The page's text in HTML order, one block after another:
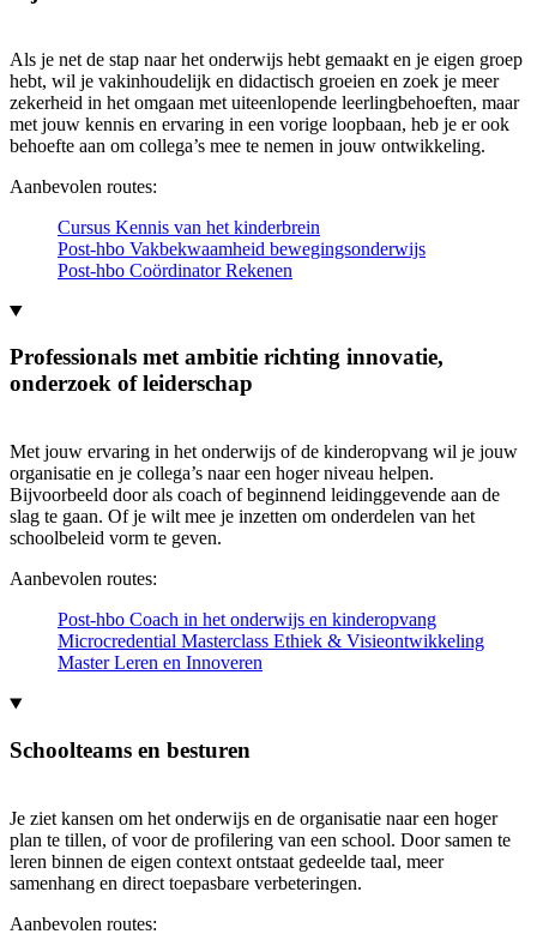
Als je net de stap naar het onderwijs hebt gemaakt en je eigen groep
hebt, wil je vakinhoudelijk en didactisch groeien en zoek je meer
zekerheid in het omgaan met uiteenlopende leerlingbehoeften, maar
met jouw kennis en ervaring in een vorige loopbaan, heb je er ook
behoefte aan om collega’s mee te nemen in jouw ontwikkeling.
Aanbevolen routes:
Cursus Kennis van het kinderbrein
Post-hbo Vakbekwaamheid bewegingsonderwijs
Post-hbo Coördinator Rekenen
Professionals met ambitie richting innovatie,
onderzoek of leiderschap
Met jouw ervaring in het onderwijs of de kinderopvang wil je jouw
organisatie en je collega’s naar een hoger niveau helpen.
Bijvoorbeeld door als coach of beginnend leidinggevende aan de
slag te gaan. Of je wilt mee je inzetten om onderdelen van het
schoolbeleid vorm te geven.
Aanbevolen routes:
Post-hbo Coach in het onderwijs en kinderopvang
Microcredential Masterclass Ethiek & Visieontwikkeling
Master Leren en Innoveren
Schoolteams en besturen
Je ziet kansen om het onderwijs en de organisatie naar een hoger
plan te tillen, of voor de profilering van een school. Door samen te
leren binnen de eigen context ontstaat gedeelde taal, meer
samenhang en direct toepasbare verbeteringen.
Aanbevolen routes: